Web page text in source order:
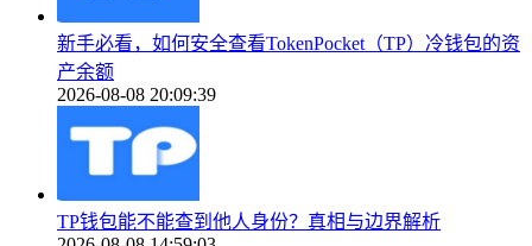
新手必看，如何安全查看TokenPocket（TP）冷钱包的资
产余额
2026-08-08 20:09:39
TP钱包能不能查到他人身份？真相与边界解析